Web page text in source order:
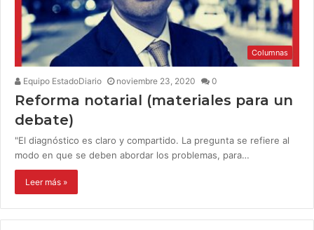
Columnas
Equipo EstadoDiario noviembre 23, 2020 0
Reforma notarial (materiales para un
debate)
"El diagnóstico es claro y compartido. La pregunta se refiere al
modo en que se deben abordar los problemas, para…
Leer más »